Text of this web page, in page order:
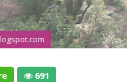
691